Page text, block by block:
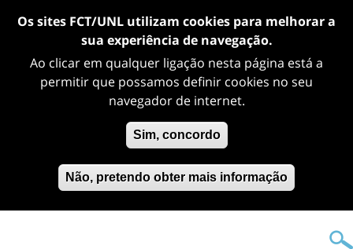
Os sites FCT/UNL utilizam cookies para melhorar a
sua experiência de navegação.
Ao clicar em qualquer ligação nesta página está a
permitir que possamos definir cookies no seu
navegador de internet.
Sim, concordo
Não, pretendo obter mais informação